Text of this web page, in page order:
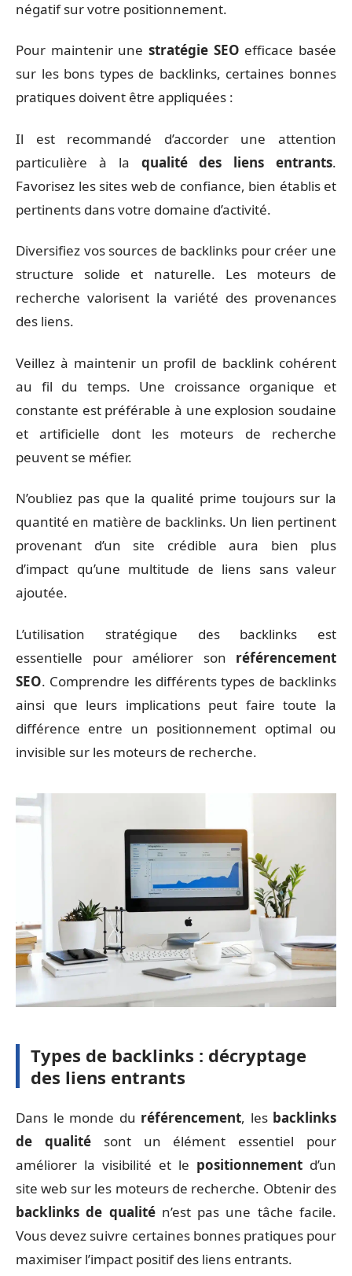
négatif sur votre positionnement.
Pour maintenir une stratégie SEO efficace basée
sur les bons types de backlinks, certaines bonnes
pratiques doivent être appliquées :
Il est recommandé d’accorder une attention
particulière à la qualité des liens entrants.
Favorisez les sites web de confiance, bien établis et
pertinents dans votre domaine d’activité.
Diversifiez vos sources de backlinks pour créer une
structure solide et naturelle. Les moteurs de
recherche valorisent la variété des provenances
des liens.
Veillez à maintenir un profil de backlink cohérent
au fil du temps. Une croissance organique et
constante est préférable à une explosion soudaine
et artificielle dont les moteurs de recherche
peuvent se méfier.
N’oubliez pas que la qualité prime toujours sur la
quantité en matière de backlinks. Un lien pertinent
provenant d’un site crédible aura bien plus
d’impact qu’une multitude de liens sans valeur
ajoutée.
L’utilisation stratégique des backlinks est
essentielle pour améliorer son référencement
SEO. Comprendre les différents types de backlinks
ainsi que leurs implications peut faire toute la
différence entre un positionnement optimal ou
invisible sur les moteurs de recherche.
Types de backlinks : décryptage
des liens entrants
Dans le monde du référencement, les backlinks
de qualitésont un élément essentiel pour
améliorer la visibilité et le positionnement d’un
site web sur les moteurs de recherche. Obtenir des
backlinks de qualitén’est pas une tâche facile.
Vous devez suivre certaines bonnes pratiques pour
maximiser l’impact positif des liens entrants.